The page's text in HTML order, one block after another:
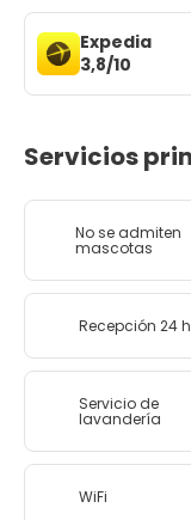
Expedia
3,8/10
Servicios
No se admiten
mascotas
Recepción 24
Servicio de
lavandería
WiFi